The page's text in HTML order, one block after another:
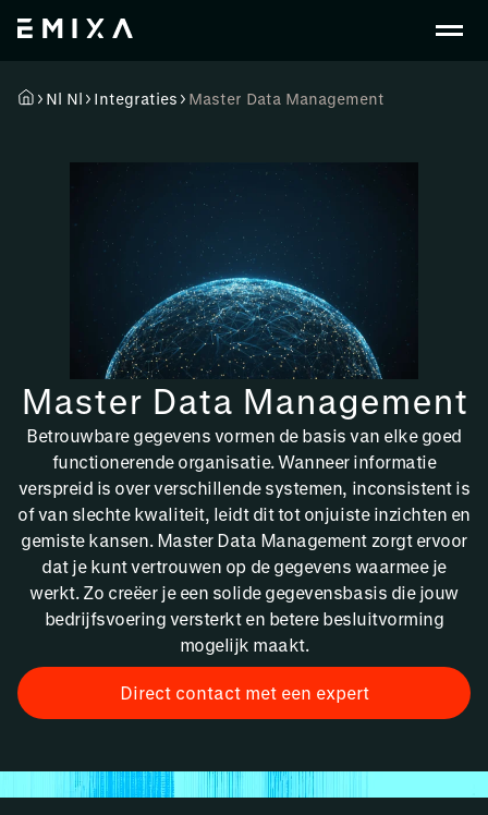
Nl Nl Integraties Master Data Management
Master Data Management
Betrouwbare gegevens vormen de basis van elke goed
functionerende organisatie. Wanneer informatie
verspreid is over verschillende systemen, inconsistent is
of van slechte kwaliteit, leidt dit tot onjuiste inzichten en
gemiste kansen. Master Data Management zorgt ervoor
dat je kunt vertrouwen op de gegevens waarmee je
werkt. Zo creëer je een solide gegevensbasis die jouw
bedrijfsvoering versterkt en betere besluitvorming
mogelijk maakt.
Direct contact met een expert